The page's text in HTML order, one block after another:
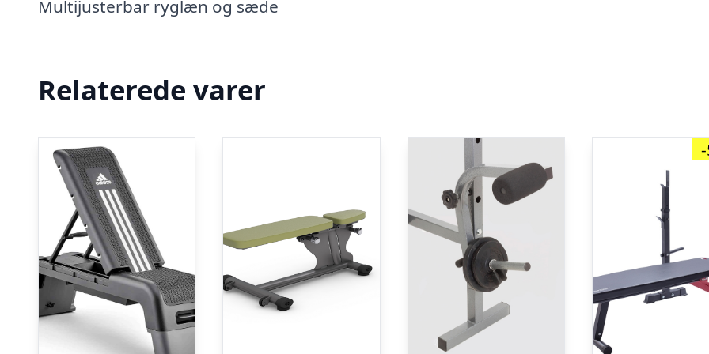
Multijusterbar ryglæn og sæde
Relaterede varer